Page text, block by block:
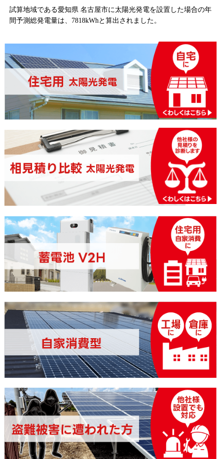
試算地域である愛知県 名古屋市に太陽光発電を設置した場合の年
間予測総発電量は、7818kWhと算出されました。